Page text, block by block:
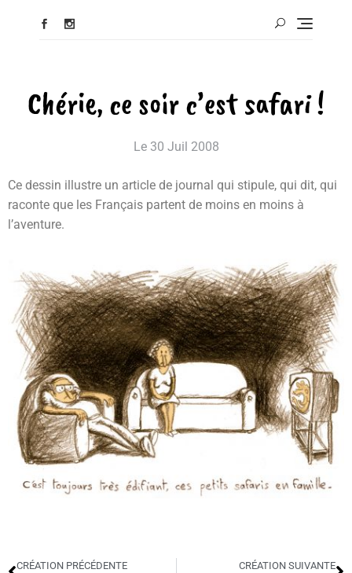
Chérie, ce soir c’est safari !
Le 30 Juil 2008
Ce dessin illustre un article de journal qui stipule, qui dit, qui
raconte que les Français partent de moins en moins à
l’aventure.
CRÉATION PRÉCÉDENTE CRÉATION SUIVANTE